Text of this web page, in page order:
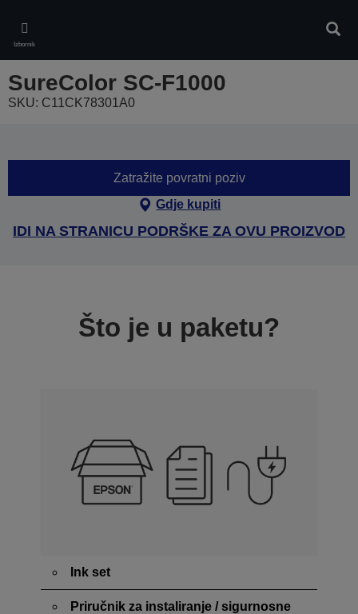
main
content
Izbornik
SureColor SC-F1000
SKU: C11CK78301A0
Zatražite povratni poziv
Gdje kupiti
IDI NA STRANICU PODRŠKE ZA OVU PROIZVOD
Što je u paketu?
Ink set
Priručnik za instaliranje / sigurnosne